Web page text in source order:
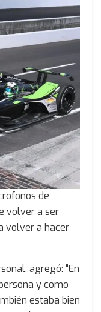
de
volver a ser
volver a hacer
agregó: “En
y como
estaba bien